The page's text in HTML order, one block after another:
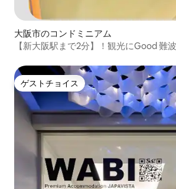
大阪市のコンドミニアム
【新大阪駅まで2分】！観光にGood 難
ゲストチョイス
ゲストチョイス